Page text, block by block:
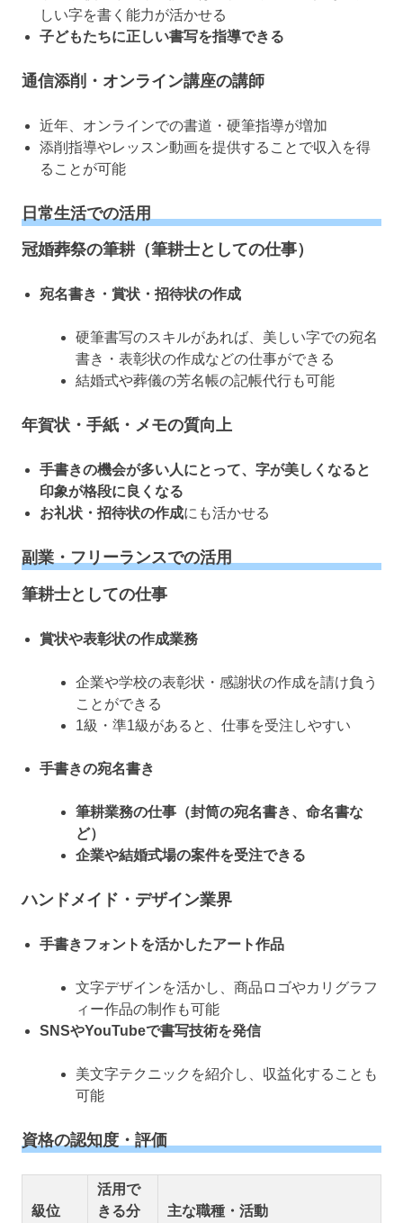
しい字を書く能力が活かせる
子どもたちに正しい書写を指導できる
通信添削・オンライン講座の講師
近年、オンラインでの書道・硬筆指導が増加
添削指導やレッスン動画を提供することで収入を得
ることが可能
日常生活での活用
冠婚葬祭の筆耕（筆耕士としての仕事）
宛名書き・賞状・招待状の作成
硬筆書写のスキルがあれば、美しい字での宛名
書き・表彰状の作成などの仕事ができる
結婚式や葬儀の芳名帳の記帳代行も可能
年賀状・手紙・メモの質向上
手書きの機会が多い人にとって、字が美しくなると
印象が格段に良くなる
お礼状・招待状の作成にも活かせる
副業・フリーランスでの活用
筆耕士としての仕事
賞状や表彰状の作成業務
企業や学校の表彰状・感謝状の作成を請け負う
ことができる
1級・準1級があると、仕事を受注しやすい
手書きの宛名書き
筆耕業務の仕事（封筒の宛名書き、命名書な
ど）
企業や結婚式場の案件を受注できる
ハンドメイド・デザイン業界
手書きフォントを活かしたアート作品
文字デザインを活かし、商品ロゴやカリグラフ
ィー作品の制作も可能
SNSやYouTubeで書写技術を発信
美文字テクニックを紹介し、収益化することも
可能
資格の認知度・評価
級位
活用で
きる分
主な職種・活動